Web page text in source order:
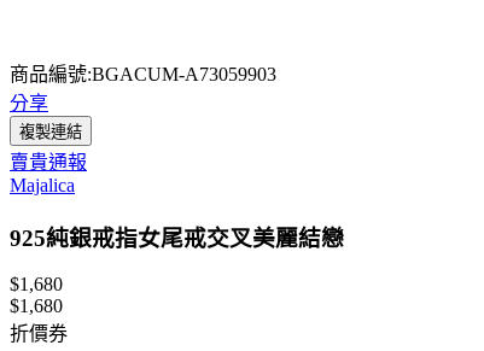
商品編號:BGACUM-A73059903
分享
複製連結
賣貴通報
Majalica
925純銀戒指女尾戒交叉美麗結戀
$1,680
$1,680
折價券